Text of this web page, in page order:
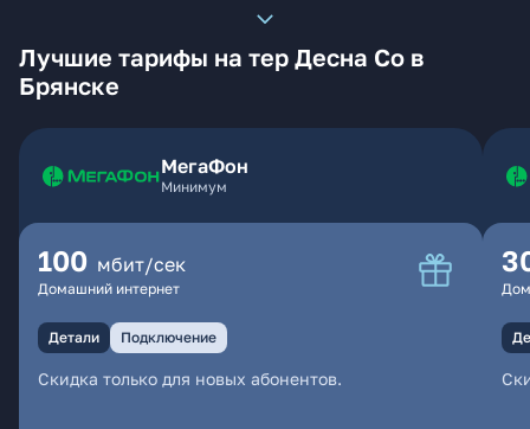
Лучшие тарифы на тер Десна Со в
Брянске
МегаФон
Минимум
100 мбит/сек
Домашний интернет
Детали Подключение
Скидка только для новых абонентов.